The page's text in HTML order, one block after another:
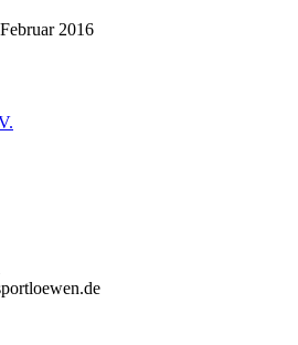
2016